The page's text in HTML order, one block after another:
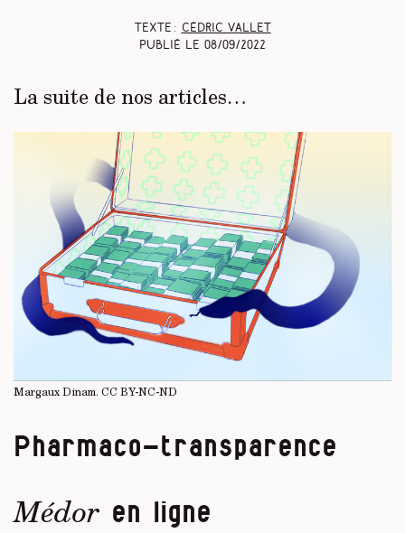
Texte :
Cédric Vallet
Publié le 08/09/2022
La suite de nos articles…
Margaux Dinam. CC BY-NC-ND
Pharmaco-transparence
Médor en ligne